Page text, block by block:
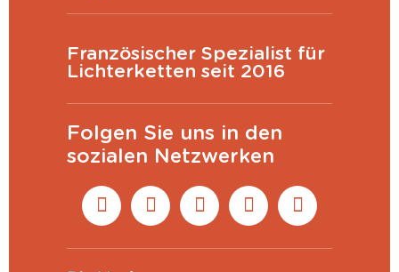
Französischer Spezialist für
Lichterketten seit 2016
Folgen Sie uns in den
sozialen Netzwerken